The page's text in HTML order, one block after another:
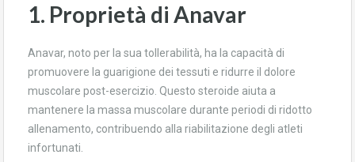
1. Proprietà di Anavar
Anavar, noto per la sua tollerabilità, ha la capacità di
promuovere la guarigione dei tessuti e ridurre il dolore
muscolare post-esercizio. Questo steroide aiuta a
mantenere la massa muscolare durante periodi di ridotto
allenamento, contribuendo alla riabilitazione degli atleti
infortunati.